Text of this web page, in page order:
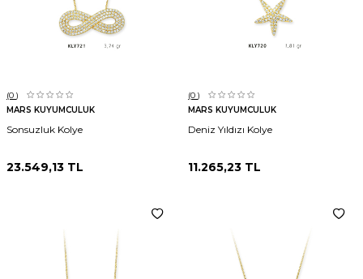
(0 )
MARS KUYUMCULUK
Sonsuzluk Kolye
23.549,13 TL
(0 )
MARS KUYUMCULUK
Deniz Yıldızı Kolye
11.265,23 TL